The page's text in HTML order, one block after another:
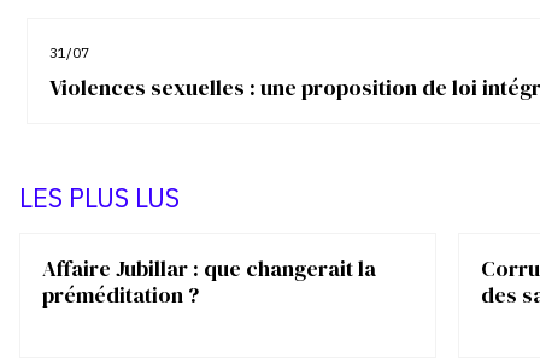
31/07
Violences sexuelles : une proposition de loi
LES PLUS LUS
Affaire Jubillar : que changerait la
préméditation ?
des